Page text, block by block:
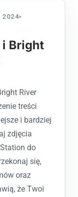
2024
i Bright
River
treści
i bardziej
zdjęcia
do
się,
oraz
że Twoi